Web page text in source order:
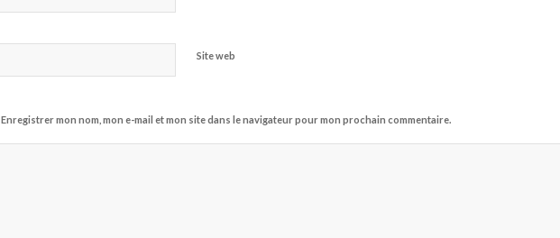
Site web
Enregistrer mon nom, mon e-mail et mon site dans le navigateur pour mon prochain commentaire.